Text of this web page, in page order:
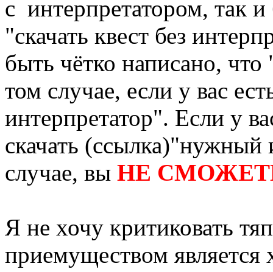
с интерпретатором, так
"скачать квест без
быть чётко написано,
том случае, если у вас
интерпретатор". Если у
скачать
случае, вы НЕ
Я не хочу критиковать
приемуществом